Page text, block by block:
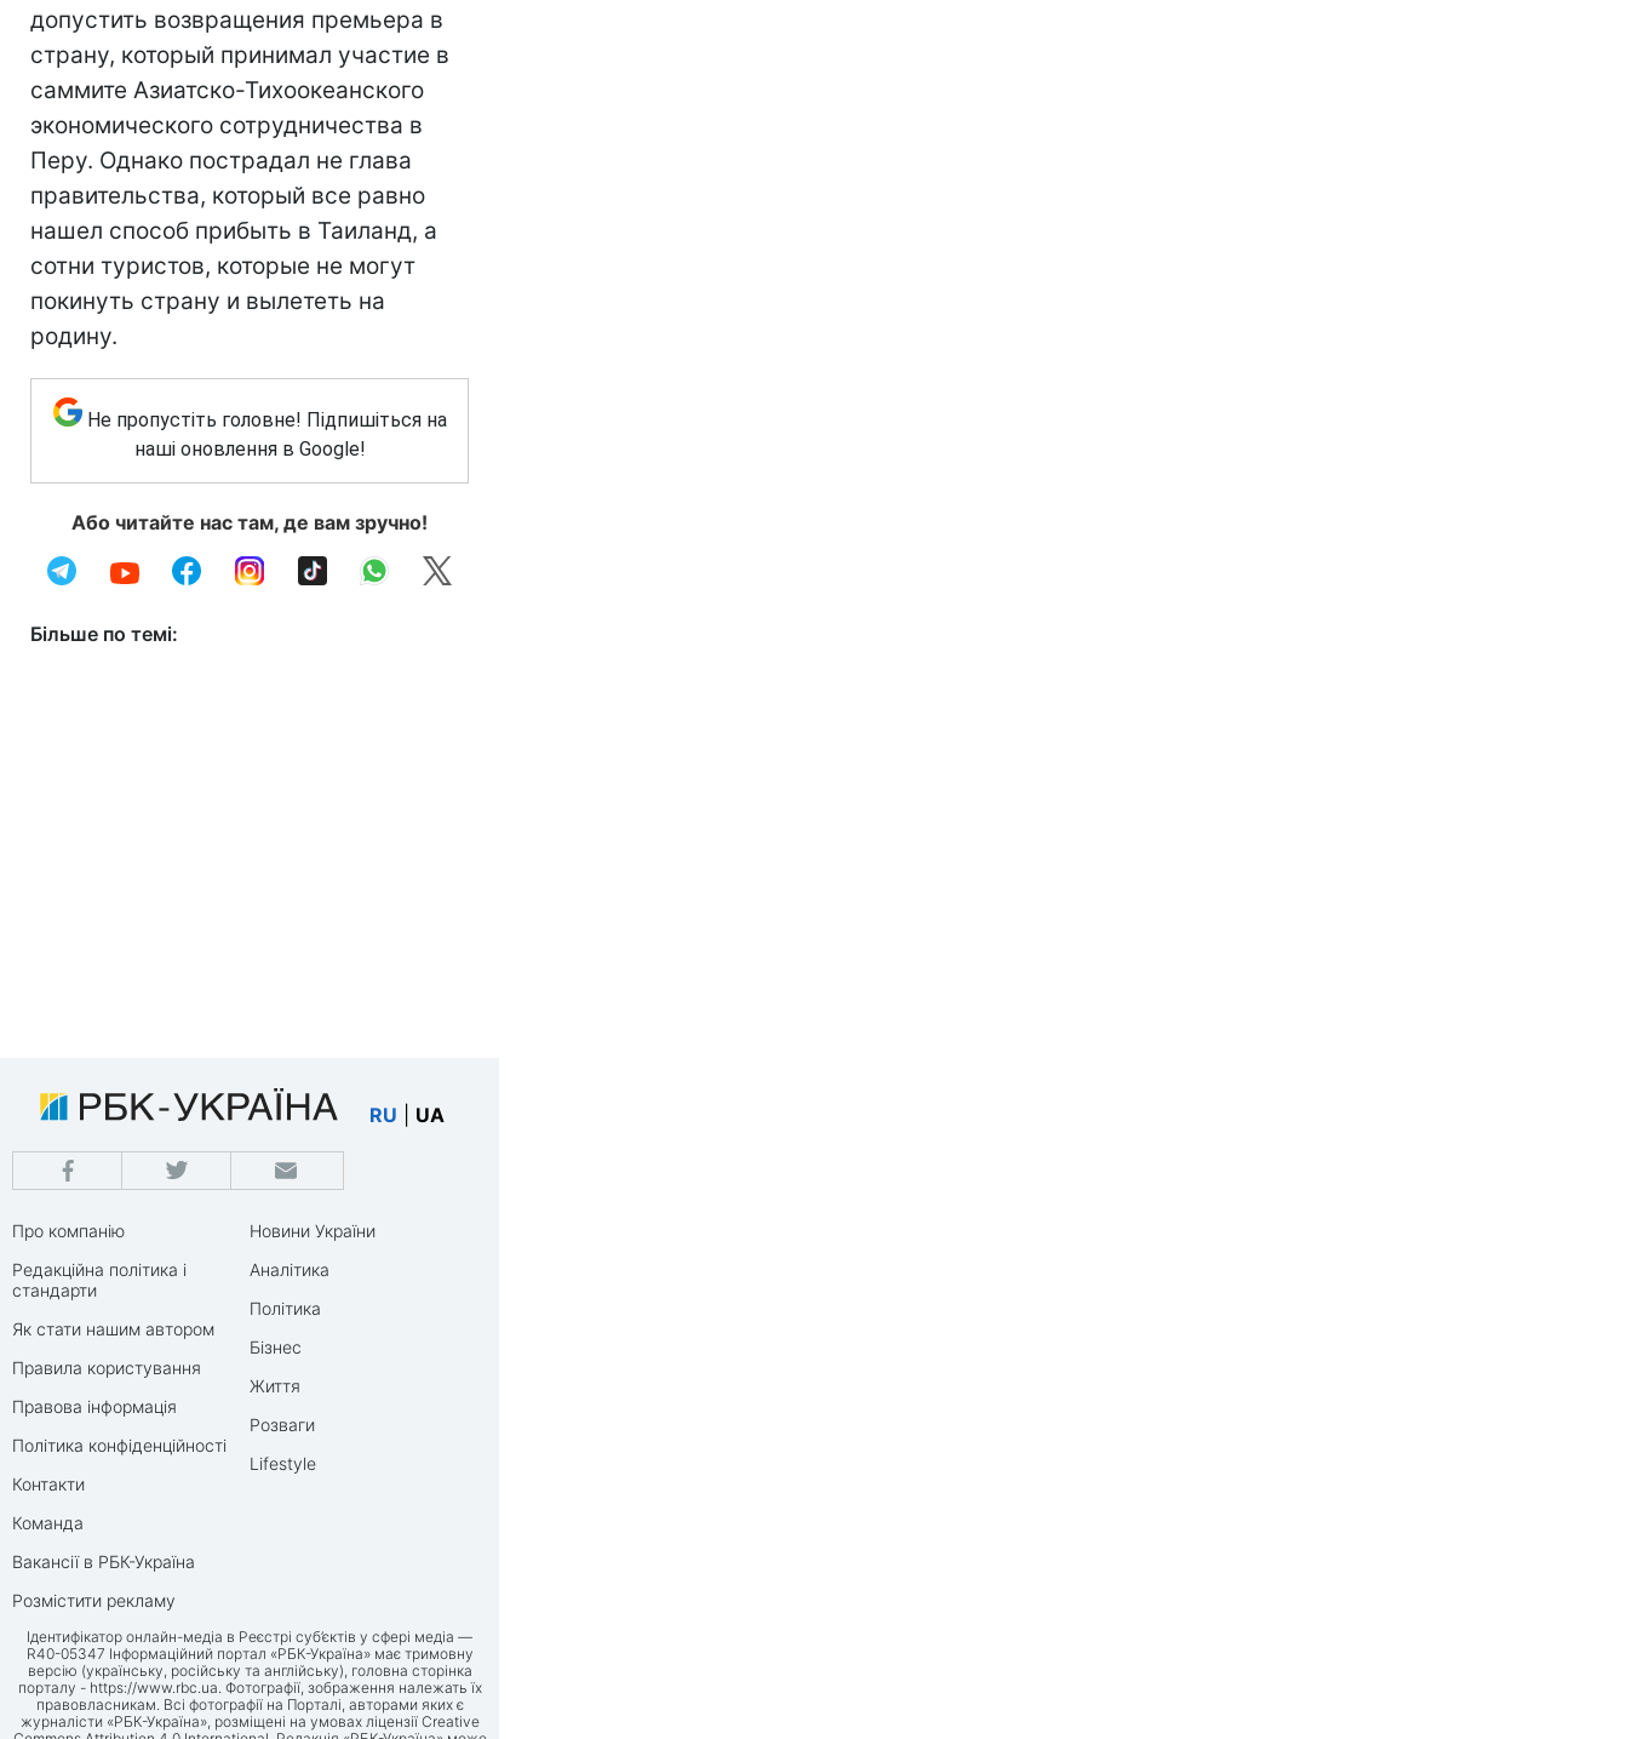
допустить возвращения премьера в
страну, который принимал участие в
саммите Азиатско-Тихоокеанского
экономического сотрудничества в
Перу. Однако пострадал не глава
правительства, который все равно
нашел способ прибыть в Таиланд, а
сотни туристов, которые не могут
покинуть страну и вылететь на
родину.
Не пропустіть головне! Підпишіться на
наші оновлення в Google!
Або читайте нас там, де вам зручно!
Більше по темі:
RU UA
Про компанію
Редакційна політика і
стандарти
Як стати нашим автором
Правила користування
Правова інформація
Політика конфіденційності
Контакти
Команда
Вакансії в РБК-Україна
Розмістити рекламу
Новини України
Аналітика
Політика
Бізнес
Життя
Розваги
Lifestyle
Ідентифікатор онлайн-медіа в Реєстрі суб’єктів у сфері медіа —
R40-05347 Інформаційний портал «РБК-Україна» має тримовну
версію (українську, російську та англійську), головна сторінка
порталу - https://www.rbc.ua. Фотографії, зображення належать їх
правовласникам. Всі фотографії на Порталі, авторами яких є
журналісти «РБК-Україна», розміщені на умовах ліцензії Creative